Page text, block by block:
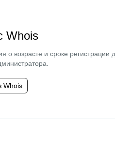
Whois
о возрасте и сроке регистрации
Whois